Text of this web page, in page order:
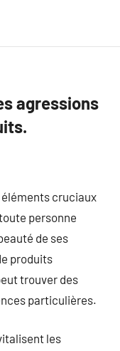
agressions
cruciaux
personne
de ses
produits
trouver des
particulières.
les